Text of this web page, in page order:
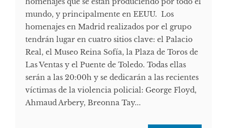
mundo, y principalmente en EEUU. Los
homenajes en Madrid realizados por el grupo
tendrán lugar en cuatro sitios clave: el Palacio
Real, el Museo Reina Sofía, la Plaza de Toros de
Las Ventas y el Puente de Toledo. Todas ellas
serán a las 20:00h y se dedicarán a las recientes
víctimas de la violencia policial: George Floyd,
Ahmaud Arbery, Breonna Tay...